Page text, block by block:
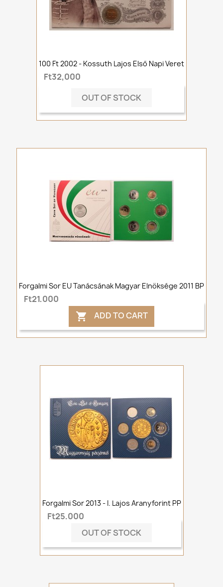
100 Ft 2002 - Kossuth Lajos Első Napi Veret
Ft32,000
OUT OF STOCK
Forgalmi Sor EU Tanácsának Magyar Elnöksége 2011 BP
Ft21,000
 ADD TO CART
Forgalmi Sor 2013 - I. Lajos Aranyforint PP
Ft25,000
OUT OF STOCK